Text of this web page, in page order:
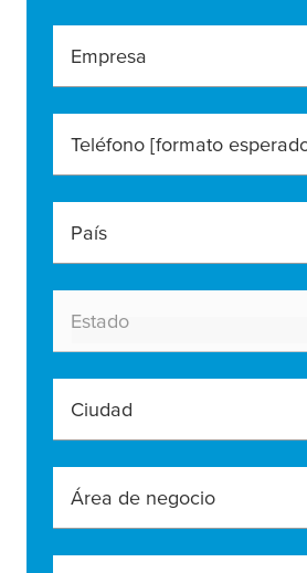
Empresa
País
Estado
Ciudad
Área de negocio